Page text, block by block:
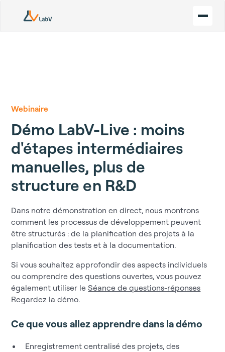
Webinaire
Démo LabV-Live : moins
d'étapes intermédiaires
manuelles, plus de
structure en R&D
Dans notre démonstration en direct, nous montrons
comment les processus de développement peuvent
être structurés : de la planification des projets à la
planification des tests et à la documentation.
Si vous souhaitez approfondir des aspects individuels
ou comprendre des questions ouvertes, vous pouvez
également utiliser leSéance de questions-réponses
Regardez la démo.
Ce que vous allez apprendre dans la démo
Enregistrement centralisé des projets, des